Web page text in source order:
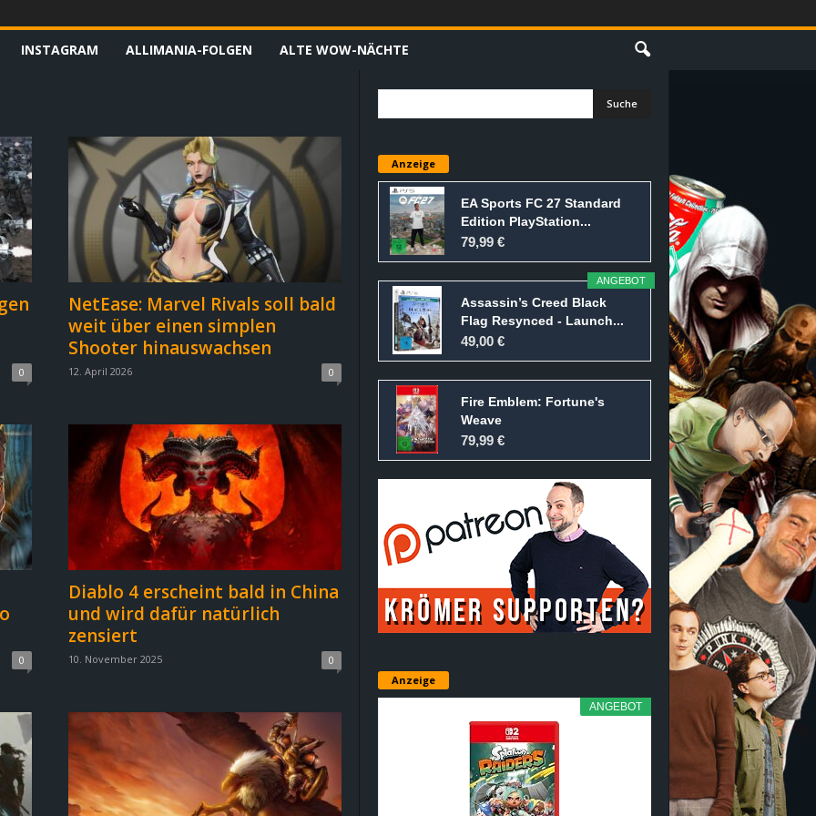
INSTAGRAM ALLIMANIA-FOLGEN ALTE WOW-NÄCHTE
0
NetEase: Marvel Rivals soll bald
weit über einen simplen
Shooter hinauswachsen
12. April 2026 0
0
Diablo 4 erscheint bald in China
und wird dafür natürlich
zensiert
10. November 2025 0
Anzeige
EA Sports FC 27 Standard
Edition PlayStation...
79,99 €
ANGEBOT
Assassin’s Creed Black
Flag Resynced - Launch...
49,00 €
Fire Emblem: Fortune's
Weave
79,99 €
Anzeige
ANGEBOT